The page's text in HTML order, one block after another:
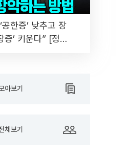
공한증’ 낮추고 장
증’ 키운다” [정치
아보기
체보기